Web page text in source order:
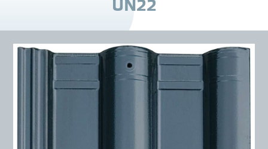
UN22